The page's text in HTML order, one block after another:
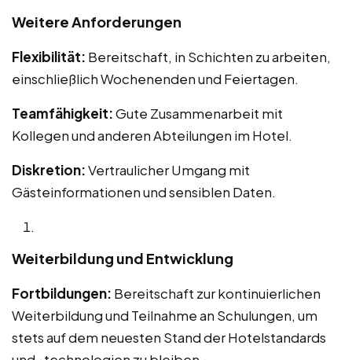
Weitere Anforderungen
Flexibilität: Bereitschaft, in Schichten zu arbeiten,
einschließlich Wochenenden und Feiertagen.
Teamfähigkeit:Gute Zusammenarbeit mit
Kollegen und anderen Abteilungen im Hotel.
Diskretion:Vertraulicher Umgang mit
Gästeinformationen und sensiblen Daten.
Weiterbildung und Entwicklung
Fortbildungen: Bereitschaft zur kontinuierlichen
Weiterbildung und Teilnahme an Schulungen, um
stets auf dem neuesten Stand der Hotelstandards